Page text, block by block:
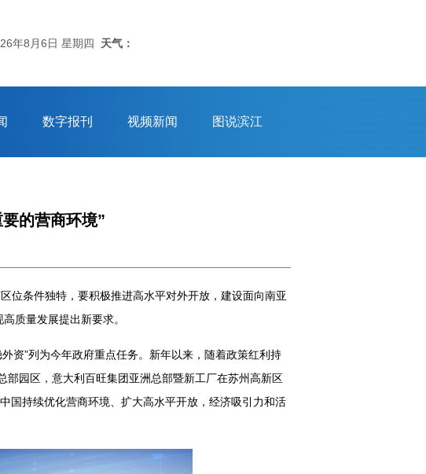
年8月6日 星期四 天气：
数字报刊 视频新闻 图说滨江
的营商环境”
位条件独特，要积极推进高水平对外开放，建设面向南亚
质量发展提出新要求。
资”列为今年政府重点任务。新年以来，随着政策红利持
部园区，意大利百旺集团亚洲总部暨新工厂在苏州高新区
持续优化营商环境、扩大高水平开放，经济吸引力和活